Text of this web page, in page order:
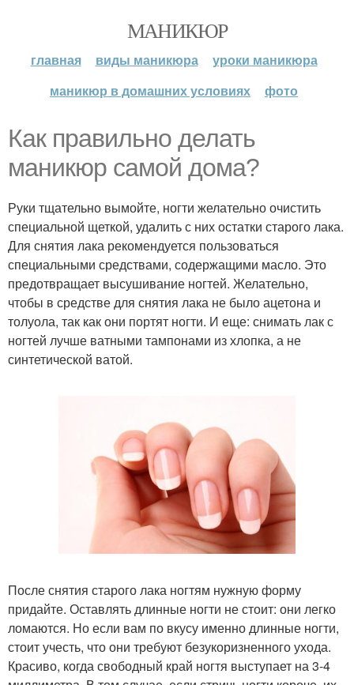
МАНИКЮР
главная виды маникюра
уроки маникюра
маникюр в домашних условиях
фото
Как правильно делать
маникюр самой дома?
Руки тщательно вымойте, ногти желательно очистить
специальной щеткой, удалить с них остатки старого лака.
Для снятия лака рекомендуется пользоваться
специальными средствами, содержащими масло. Это
предотвращает высушивание ногтей. Желательно,
чтобы в средстве для снятия лака не было ацетона и
толуола, так как они портят ногти. И еще: снимать лак с
ногтей лучше ватными тампонами из хлопка, а не
синтетической ватой.
После снятия старого лака ногтям нужную форму
придайте. Оставлять длинные ногти не стоит: они легко
ломаются. Но если вам по вкусу именно длинные ногти,
стоит учесть, что они требуют безукоризненного ухода.
Красиво, когда свободный край ногтя выступает на 3-4